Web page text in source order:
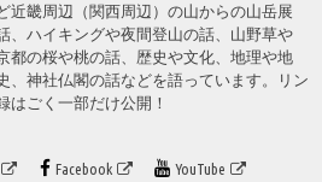
近畿周辺（関西周辺）の山からの山岳展
、ハイキングや夜間登山の話、山野草や
都の桜や桃の話、歴史や文化、地理や地
、神社仏閣の話などを語っています。リン
はごく一部だけ公開！
Facebook YouTube